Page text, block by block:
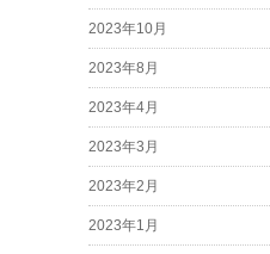
2023年10月
2023年8月
2023年4月
2023年3月
2023年2月
2023年1月